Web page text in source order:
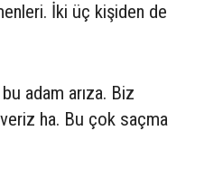
İki üç kişiden de
adam arıza. Biz
ha. Bu çok saçma